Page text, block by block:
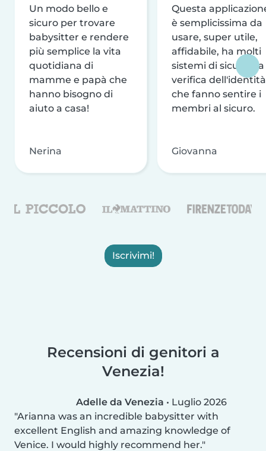
Un modo bello e
sicuro per trovare
babysitter e rendere
più semplice la vita
quotidiana di
mamme e papà che
hanno bisogno di
aiuto a casa!
Nerina
Questa
è semplicissima da
usare, super utile,
affidabile, ha molti
sistemi di sicurezza
verifica dell'identità
che fanno sentire i
membri al sicuro.
Giovanna
Iscrivimi!
Recensioni di genitori a
Venezia!
Adelle da Venezia • Luglio 2026
Arianna was an incredible babysitter with
excellent English and amazing knowledge of
Venice. I would highly recommend her.